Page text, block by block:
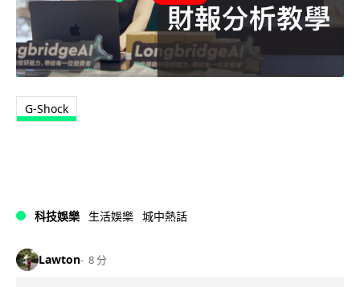
G-Shock
科技娛樂 生活娛樂 城中熱話
Lawton 8 分